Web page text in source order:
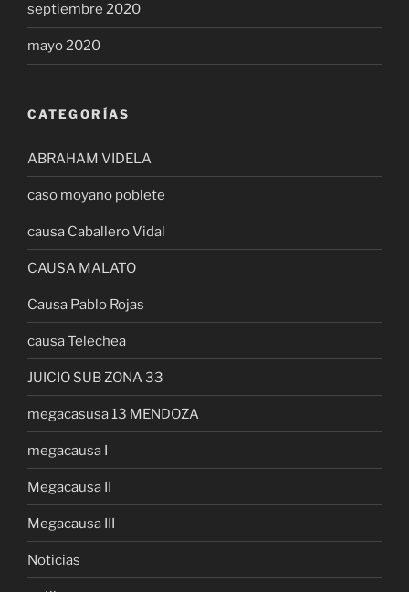
septiembre 2020
mayo 2020
CATEGORÍAS
ABRAHAM VIDELA
caso moyano poblete
causa Caballero Vidal
CAUSA MALATO
Causa Pablo Rojas
causa Telechea
JUICIO SUB ZONA 33
megacasusa 13 MENDOZA
megacausa I
Megacausa II
Megacausa III
Noticias